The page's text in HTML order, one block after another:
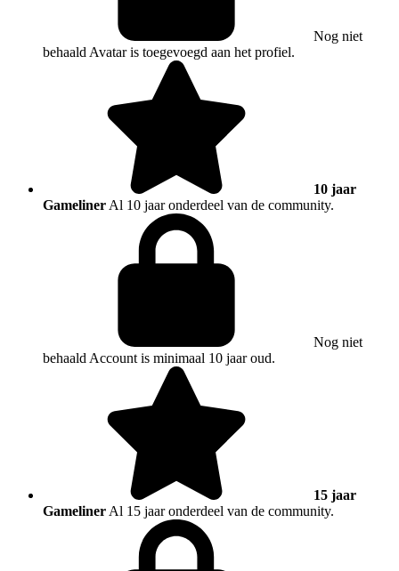
Nog niet
behaald Avatar is toegevoegd aan het profiel.
10 jaar
Gameliner Al 10 jaar onderdeel van de community.
Nog niet
behaald Account is minimaal 10 jaar oud.
15 jaar
Gameliner Al 15 jaar onderdeel van de community.